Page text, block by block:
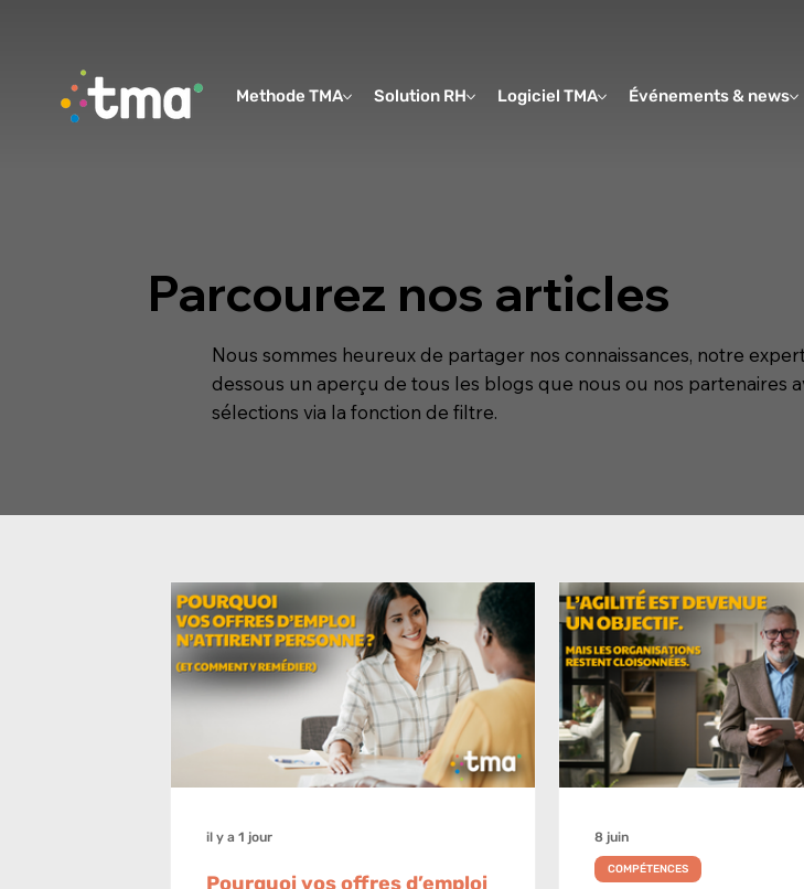
Methode TMA Solution RH Logiciel TMA Événements & news
Parcourez nos articles
Nous sommes heureux de partager nos connaissances, notre
dessous un aperçu de tous les blogs que nous ou nos partenaires
sélections via la fonction de filtre.
Pourquoi vos offres d’emploi
il y a 1 jour
COMPÉTENCES
8 juin